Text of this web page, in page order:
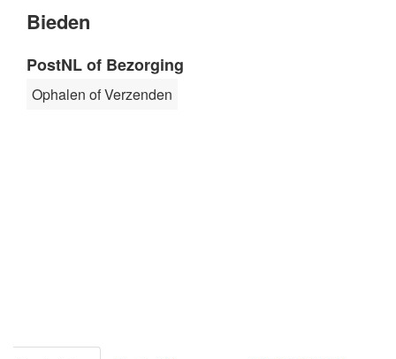
Bieden
PostNL of Bezorging
Ophalen of Verzenden